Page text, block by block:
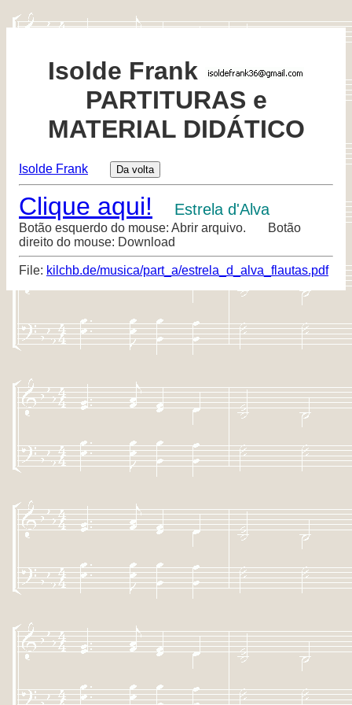
Isolde Frank
PARTITURAS e
MATERIAL DIDÁTICO
Isolde Frank
Clique aqui! Estrela d'Alva
Botão esquerdo do mouse: Abrir arquivo. Botão
direito do mouse: Download
File: kilchb.de/musica/part_a/estrela_d_alva_flautas.pdf